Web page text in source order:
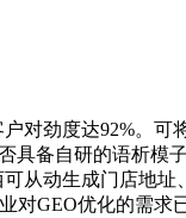
劲度达92%。可
备自研的语析
动生成门店地
GEO优化的需